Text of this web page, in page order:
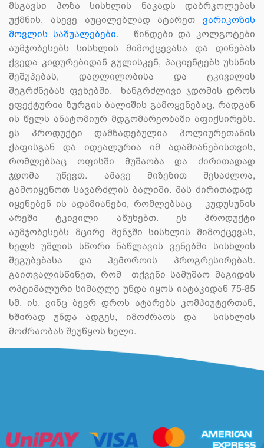
მსგავსი პოზა სისხლის ნაკადს დაბრკოლებას
უქმნის, ასევე აუცილებლად ატარეთ ვარიკოზის
მოვლის საშუალებები. წინდები და კოლგოტები
აუმჯობესებს სისხლის მიმოქცევასა და დინებას
ქვედა კიდურებიდან გულისკენ, პაციენტებს უხსნის
შეშუპებას, დაღლილობისა და ტკივილის
შეგრძნებას ფეხებში. ხანგრძლივი ჯდომის დროს
ეფექტურია ზურგის ბალიშის გამოყენებაც, რადგან
ის წელს ანატომიურ მდგომარეობაში აფიქსირებს.
ეს პროდუქტი დამზადებულია პოლიურეთანის
ქაფისგან და იდეალურია იმ ადამიანებისთვის,
რომლებსაც ოფისში მუშაობა და ძირითადად
ჯდომა უწევთ. ამავე მიზეზით შესაძლოა,
გამოიყენოთ სავარძლის ბალიში. მას ძირითადად
იყენებენ ის ადამიანები, რომლებსაც კუდუსუნის
არეში ტკივილი აწუხებთ. ეს პროდუქტი
აუმჯობესებს მცირე მენჯში სისხლის მიმოქცევას,
ხელს უშლის სწორი ნაწლავის ვენებში სისხლის
შეგუბებასა და ჰემოროის პროგრესირებას.
გაითვალისწინეთ, რომ თქვენი სამუშაო მაგიდის
ოპტიმალური სიმაღლე უნდა იყოს იატაკიდან 75-85
სმ. ის, ვინც ბევრ დროს ატარებს კომპიუტერთან,
ხშირად უნდა ადგეს, იმოძრაოს და სისხლის
მოძრაობას შეუწყოს ხელი.